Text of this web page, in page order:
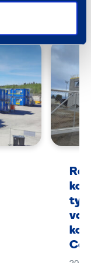
referenssit